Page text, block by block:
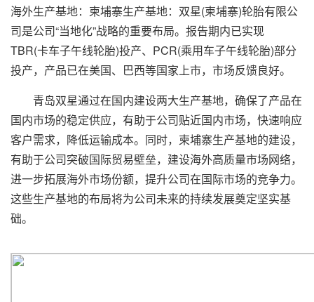
海外生产基地：柬埔寨生产基地：双星(柬埔寨)轮胎有限公
司是公司“当地化”战略的重要布局。报告期内已实现
TBR(卡车子午线轮胎)投产、PCR(乘用车子午线轮胎)部分
投产，产品已在美国、巴西等国家上市，市场反馈良好。
青岛双星通过在国内建设两大生产基地，确保了产品在
国内市场的稳定供应，有助于公司贴近国内市场，快速响应
客户需求，降低运输成本。同时，柬埔寨生产基地的建设，
有助于公司突破国际贸易壁垒，建设海外高质量市场网络，
进一步拓展海外市场份额，提升公司在国际市场的竞争力。
这些生产基地的布局将为公司未来的持续发展奠定坚实基
础。